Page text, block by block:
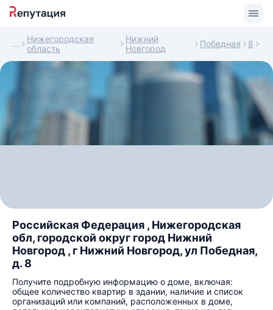
Нижегородская
область
Нижний
Новгород
Победная 8
Российская Федерация , Нижегородская
обл, городской округ город Нижний
Новгород , г Нижний Новгород, ул Победная,
д. 8
Получите подробную информацию о доме, включая:
общее количество квартир в здании, наличие и список
организаций или компаний, расположенных в доме,